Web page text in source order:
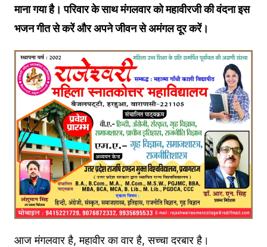
माना गया है। परिवार के साथ मंगलवार को महावीरजी की वंदना इस
भजन गीत से करें और अपने जीवन से अमंगल दूर करें।
आज मंगलवार है, महावीर का वार है, सच्चा दरबार है।